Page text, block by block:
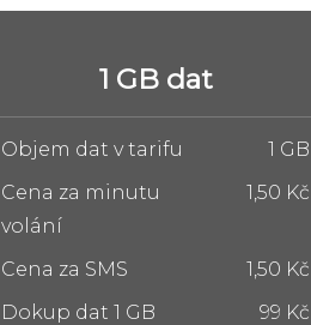
5 GB dat
Objem dat v tarifu
5 GB
Cena za minutu
volání
1,50 Kč
Cena za SMS
1,50 Kč
Dokup dat 5 GB
249 Kč